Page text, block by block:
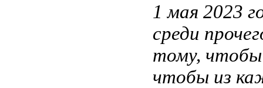
1 мая 2023
среди
тому, чтобы
чтобы из